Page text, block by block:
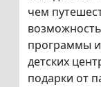
чем
программы и
детских
подарки от